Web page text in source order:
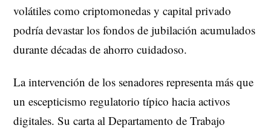
volátiles como criptomonedas y capital privado
podría devastar los fondos de jubilación acumulados
durante décadas de ahorro cuidadoso.
La intervención de los senadores representa más que
un escepticismo regulatorio típico hacia activos
digitales. Su carta al Departamento de Trabajo